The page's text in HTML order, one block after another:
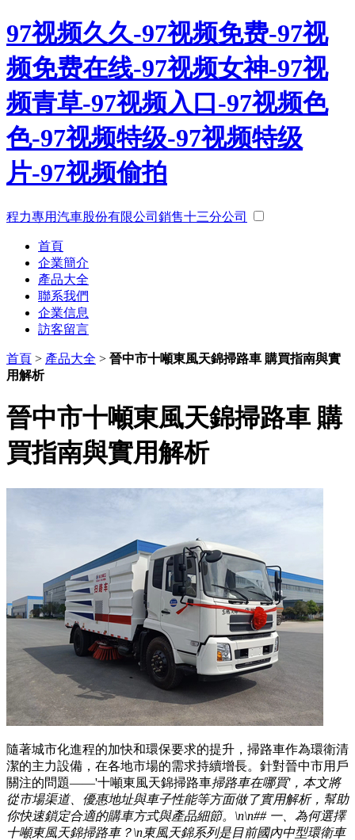
97视频久久-97视频免费-97视
频免费在线-97视频女神-97视
频青草-97视频入口-97视频色
色-97视频特级-97视频特级
片-97视频偷拍
程力專用汽車股份有限公司銷售十三分公司
首頁
企業簡介
產品大全
聯系我們
企業信息
訪客留言
首頁 > 產品大全 > 晉中市十噸東風天錦掃路車 購買指南與實
用解析
晉中市十噸東風天錦掃路車 購
買指南與實用解析
隨著城市化進程的加快和環保要求的提升，掃路車作為環衛清
潔的主力設備，在各地市場的需求持續增長。針對晉中市用戶
關注的問題——'十噸東風天錦掃路車掃路車在哪買'，本文將
從市場渠道、優惠地址與車子性能等方面做了實用解析，幫助
你快速鎖定合適的購車方式與產品細節。\n\n## 一、為何選擇
十噸東風天錦掃路車？\n東風天錦系列是目前國內中型環衛車